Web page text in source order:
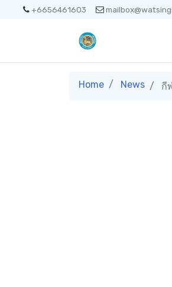
+6656461603
Home News กี